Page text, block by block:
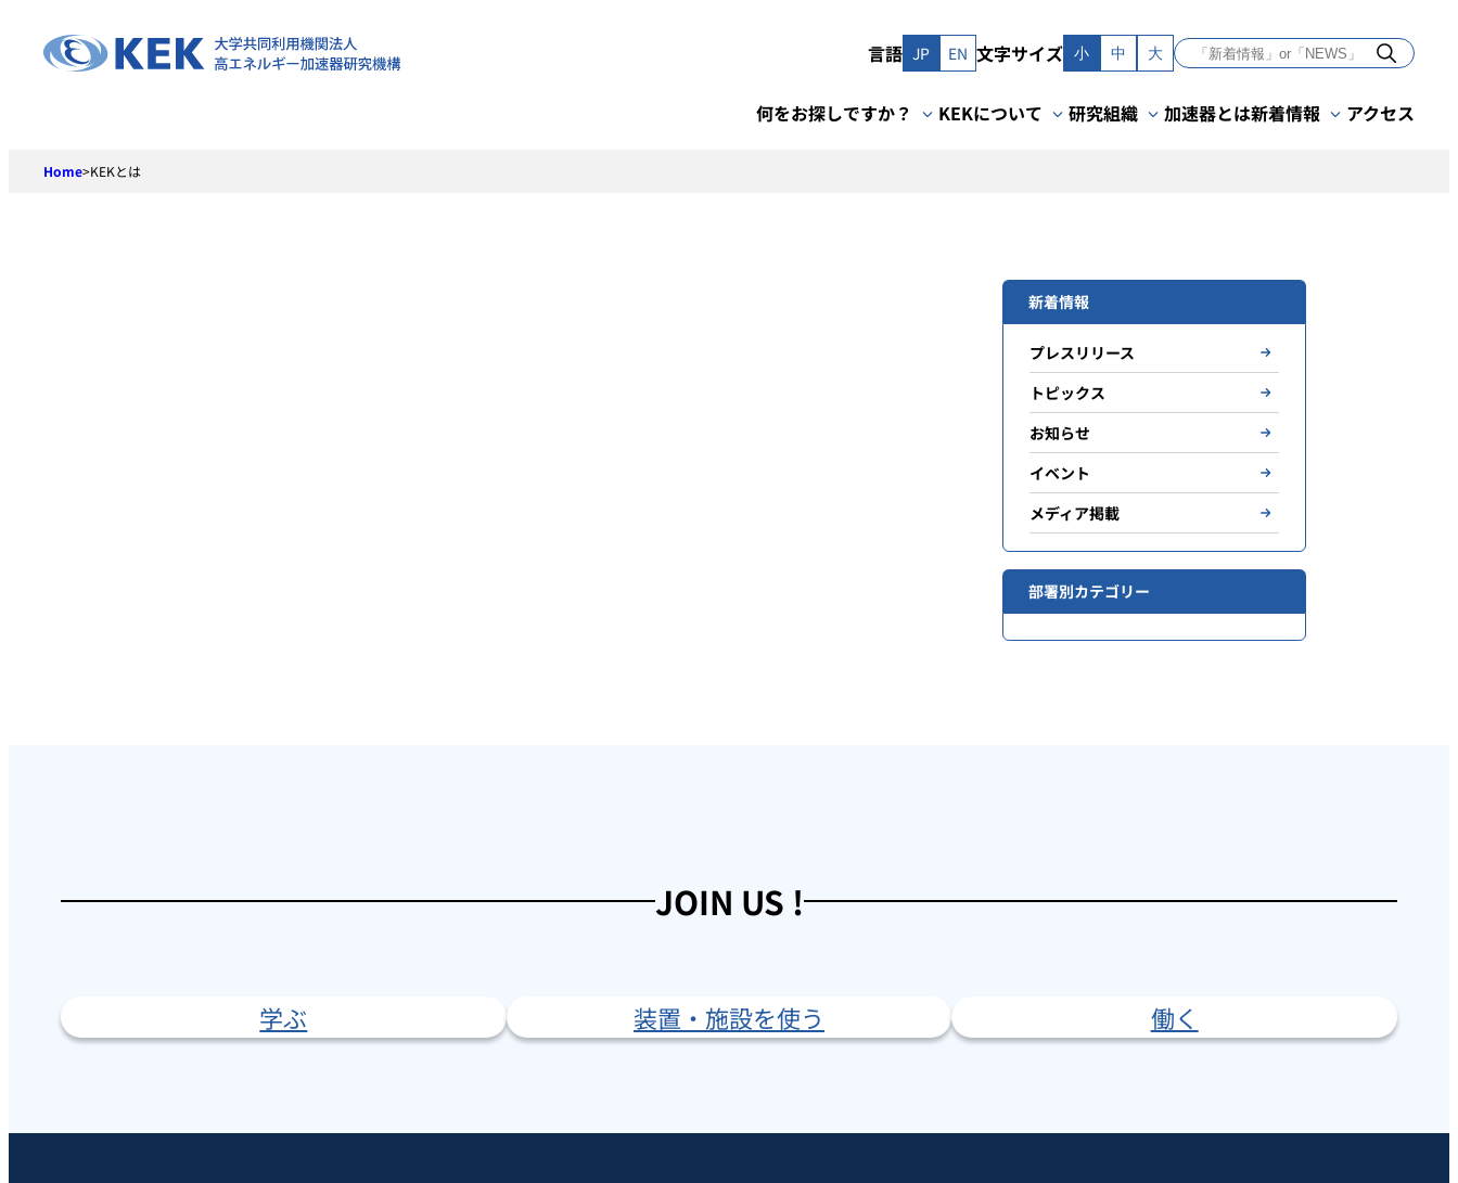
言語 JP EN 文字サイズ 小 中 大
何をお探しですか？ KEKについて 研究組織 加速器とは新着情報 アクセス
Home>KEKとは
新着情報
プレスリリース
トピックス
お知らせ
イベント
メディア掲載
部署別カテゴリー
JOIN US !
学ぶ 装置・施設を使う 働く